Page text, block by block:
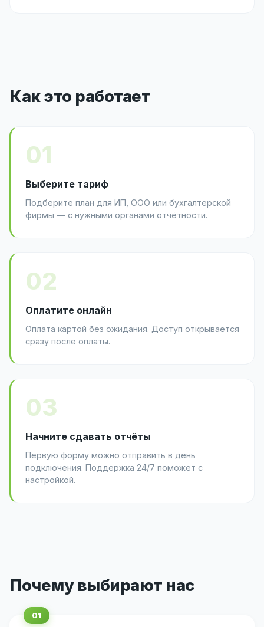
Как это работает
01
Выберите тариф
Подберите план для ИП, ООО или бухгалтерской
фирмы — с нужными органами отчётности.
02
Оплатите онлайн
Оплата картой без ожидания. Доступ открывается
сразу после оплаты.
03
Начните сдавать отчёты
Первую форму можно отправить в день
подключения. Поддержка 24/7 поможет с
настройкой.
Почему выбирают нас